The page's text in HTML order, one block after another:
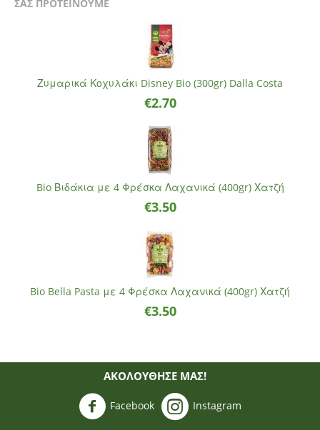
ΣΑΣ ΠΡΟΤΕΙΝΟΥΜΕ
Ζυμαρικά Κοχυλάκι Disney Bio (300gr) Dalla Costa
€2.70
Bio Βιδάκια με 4 Φρέσκα Λαχανικά (400gr) Χατζή
€3.50
Bio Bella Pasta με 4 Φρέσκα Λαχανικά (400gr) Χατζή
€3.50
ΑΚΟΛΟΥΘΗΣΈ ΜΑΣ!
Facebook Instagram